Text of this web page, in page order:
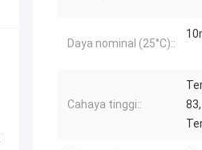
Daya nominal (25°C)::
Cahaya tinggi::